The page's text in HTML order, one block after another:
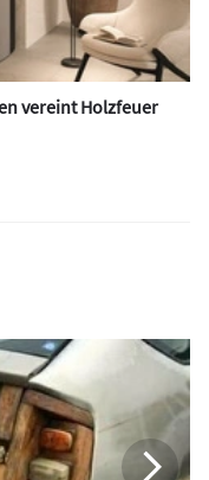
vereint Holzfeuer